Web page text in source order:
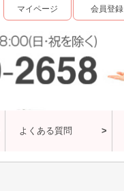
マイページ 会員登録
よくある質問